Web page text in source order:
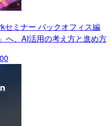
セミナー バックオフィス編
へ、AI活用の考え方と進め方